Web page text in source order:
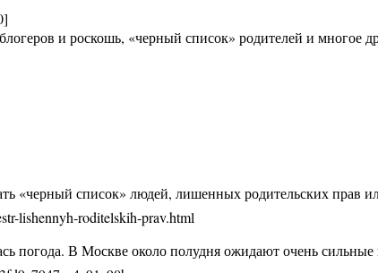
и роскошь, «черный список» родителей и многое
«черный список» людей, лишенных родительских прав
lishennyh-roditelskih-prav.html
погода. В Москве около полудня ожидают очень сильные